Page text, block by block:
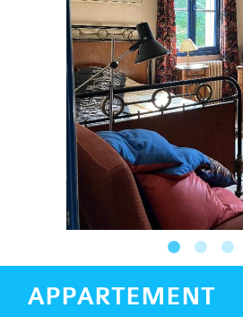
APPARTEMENT